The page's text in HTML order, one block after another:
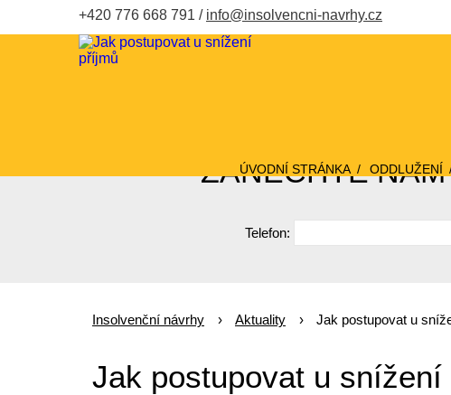
+420 776 668 791 info@insolvencni-navrhy.cz
ÚVODNÍ STRÁNKA ODDLUŽENÍ
ZANECHTE
Telefon:
Insolvenční návrhy Aktuality Jak postupovat u
Jak postupovat u snížení